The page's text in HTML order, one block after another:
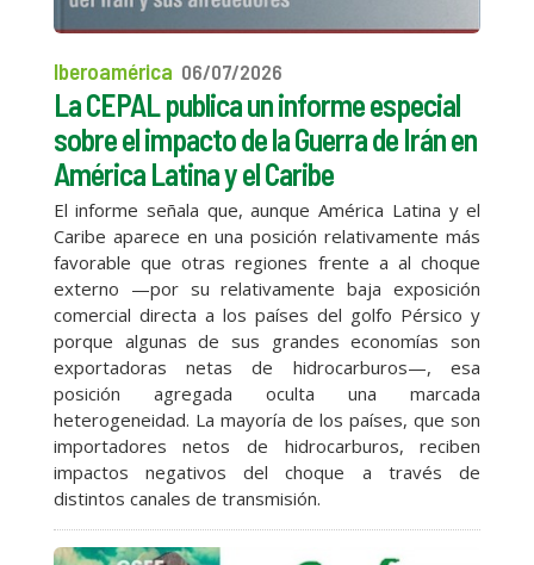
Iberoamérica 06/07/2026
La CEPAL publica un informe especial
sobre el impacto de la Guerra de Irán en
América Latina y el Caribe
El informe señala que, aunque América Latina y el
Caribe aparece en una posición relativamente más
favorable que otras regiones frente a al choque
externo —por su relativamente baja exposición
comercial directa a los países del golfo Pérsico y
porque algunas de sus grandes economías son
exportadoras netas de hidrocarburos—, esa
posición agregada oculta una marcada
heterogeneidad. La mayoría de los países, que son
importadores netos de hidrocarburos, reciben
impactos negativos del choque a través de
distintos canales de transmisión.